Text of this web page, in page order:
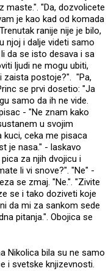
maste.". "Da, dozvolicete
je kao kad od komada
ranije nije je bilo,
njoj i dalje videti samo
da se isto desava i sa
ljudi ne mogu ubiti,
zaista postoje?". "Pa,
se prvi dosetio: "Ja
samo da ih ne vide.
- "Ne znam kako
u svojim
kuci, ceka me pisaca
je nasa." - laskavo
za njih dvojicu i
li vi snove?". "Ne" -
se zmaj. "Ne.". "Zivite
se i tako doziveti koje
da mi za sankom sede
pitanja.". Obojica se
Nikolica bila su ne samo
i svetske knjizevnosti.